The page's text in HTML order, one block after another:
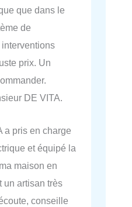
que dans le
de
prix. Un
DE VITA.
a pris en charge
et équipé la
maison en
un artisan très
conseille